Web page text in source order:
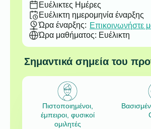
Ευέλικτες Ημέρες
Ευέλικτη ημερομηνία έναρξης
Ώρα έναρξης: Επικοινωνήστε
Ώρα μαθήματος: Ευέλικτη
Σημαντικά σημεία του
Πιστοποιημένοι,
έμπειροι, φυσικοί
ομιλητές